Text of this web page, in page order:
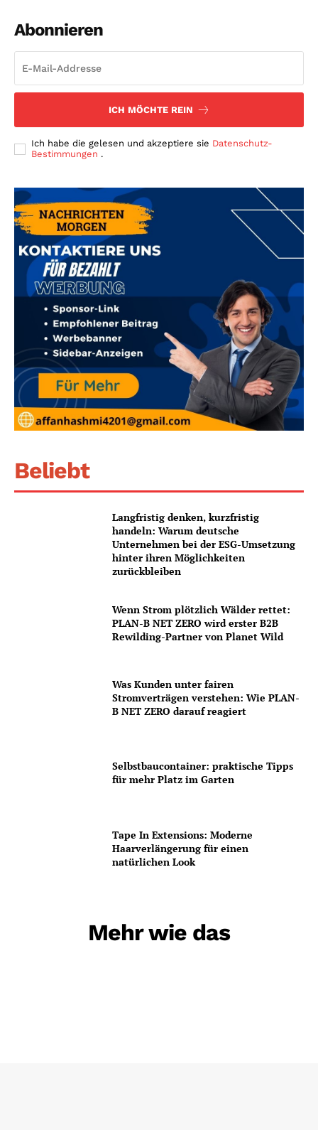
Abonnieren
ICH MÖCHTE REIN
Ich habe die gelesen und akzeptiere sie Datenschutz-
Bestimmungen .
Beliebt
Langfristig denken, kurzfristig
handeln: Warum deutsche
Unternehmen bei der ESG-Umsetzung
hinter ihren Möglichkeiten
zurückbleiben
Wenn Strom plötzlich Wälder rettet:
PLAN-B NET ZERO wird erster B2B
Rewilding-Partner von Planet Wild
Was Kunden unter fairen
Stromverträgen verstehen: Wie PLAN-
B NET ZERO darauf reagiert
Selbstbaucontainer: praktische Tipps
für mehr Platz im Garten
Tape In Extensions: Moderne
Haarverlängerung für einen
natürlichen Look
Mehr wie das